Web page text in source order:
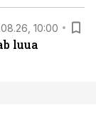
10:00
luua